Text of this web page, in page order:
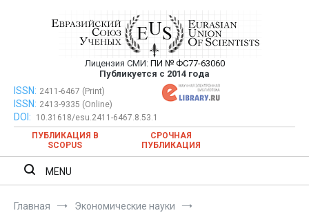
Евразийский Союз Ученых —
публикация научных статей в
ежемесячном научном журнале
Лицензия СМИ: ПИ № ФС77-63060
Публикуется с 2014 года
Евразийский Союз Ученых — публикация научных статей в
ежемесячном научном журнале
ISSN: 2411-6467 (Print)
ISSN: 2413-9335 (Online)
DOI:
10.31618/esu.2411-6467.8.53.1
ПУБЛИКАЦИЯ В
SCOPUS
СРОЧНАЯ
ПУБЛИКАЦИЯ
MENU
Главная
Экономические науки